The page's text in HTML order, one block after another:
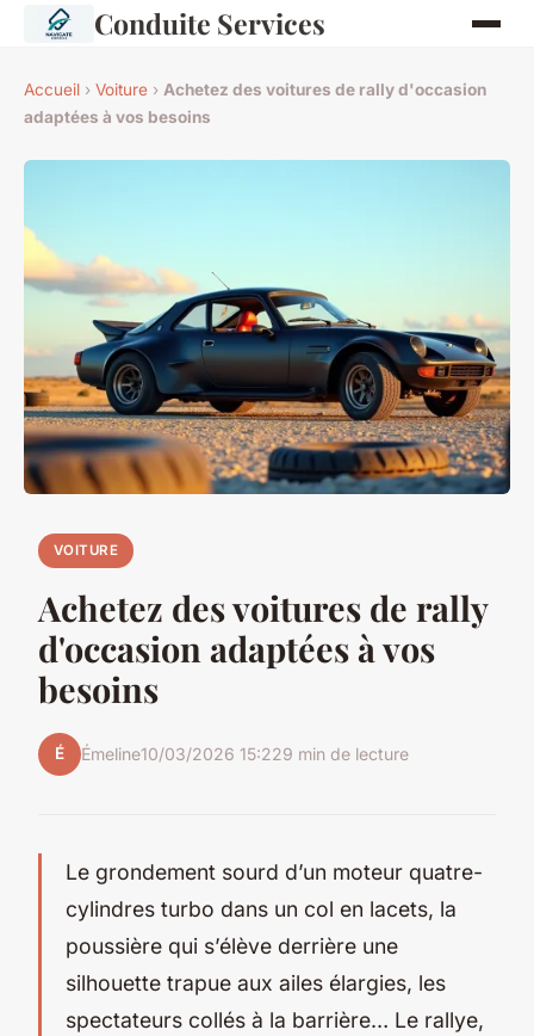
Conduite Services
Accueil › Voiture › Achetez des voitures de rally d'occasion
adaptées à vos besoins
VOITURE
Achetez des voitures de rally
d'occasion adaptées à vos
besoins
É Émeline10/03/2026 15:229 min de lecture
Le grondement sourd d’un moteur quatre-
cylindres turbo dans un col en lacets, la
poussière qui s’élève derrière une
silhouette trapue aux ailes élargies, les
spectateurs collés à la barrière… Le rallye,